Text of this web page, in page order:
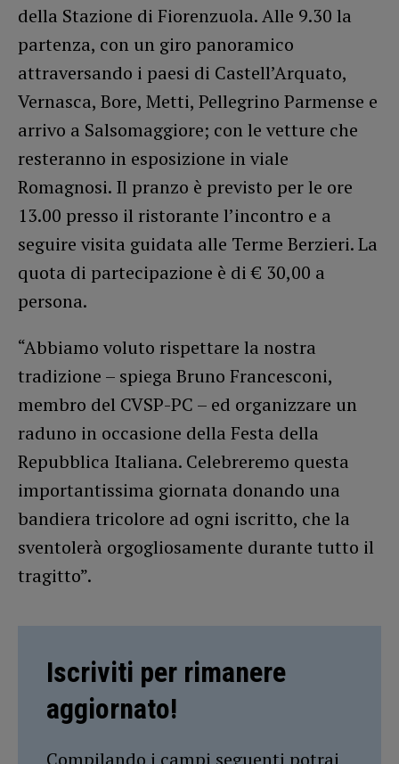
della Stazione di Fiorenzuola. Alle 9.30 la
partenza, con un giro panoramico
attraversando i paesi di Castell’Arquato,
Vernasca, Bore, Metti, Pellegrino Parmense e
arrivo a Salsomaggiore; con le vetture che
resteranno in esposizione in viale
Romagnosi. Il pranzo è previsto per le ore
13.00 presso il ristorante l’incontro e a
seguire visita guidata alle Terme Berzieri. La
quota di partecipazione è di € 30,00 a
persona.
“Abbiamo voluto rispettare la nostra
tradizione – spiega Bruno Francesconi,
membro del CVSP-PC – ed organizzare un
raduno in occasione della Festa della
Repubblica Italiana. Celebreremo questa
importantissima giornata donando una
bandiera tricolore ad ogni iscritto, che la
sventolerà orgogliosamente durante tutto il
tragitto”.
Iscriviti per rimanere
aggiornato!
Compilando i campi seguenti potrai